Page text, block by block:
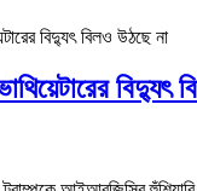
বিদ্যুৎ